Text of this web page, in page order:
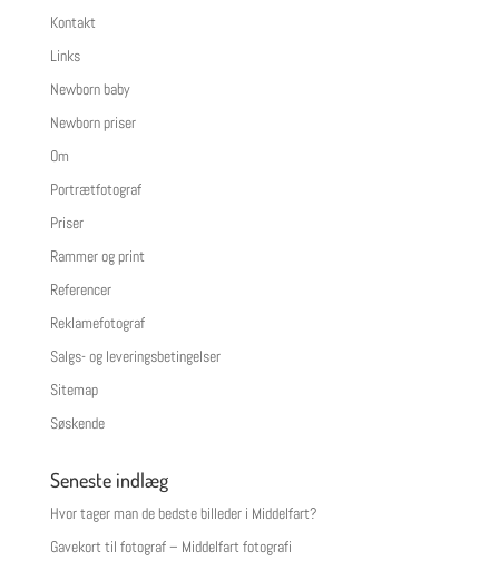
Kontakt
Links
Newborn baby
Newborn priser
Om
Portrætfotograf
Priser
Rammer og print
Referencer
Reklamefotograf
Salgs- og leveringsbetingelser
Sitemap
Søskende
Seneste indlæg
Hvor tager man de bedste billeder i Middelfart?
Gavekort til fotograf – Middelfart fotografi